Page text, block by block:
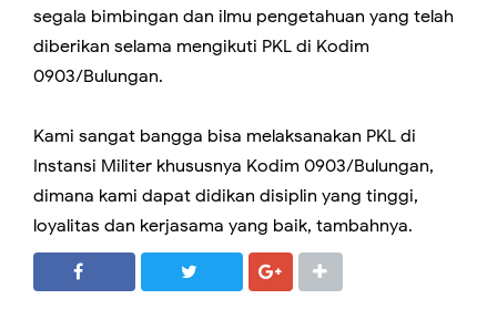
segala bimbingan dan ilmu pengetahuan yang telah
diberikan selama mengikuti PKL di Kodim
0903/Bulungan.
Kami sangat bangga bisa melaksanakan PKL di
Instansi Militer khususnya Kodim 0903/Bulungan,
dimana kami dapat didikan disiplin yang tinggi,
loyalitas dan kerjasama yang baik, tambahnya.